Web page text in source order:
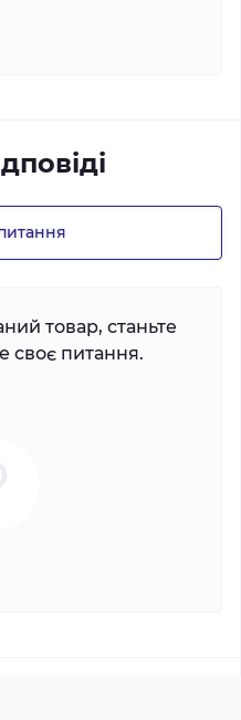
товар, станьте
своє питання.